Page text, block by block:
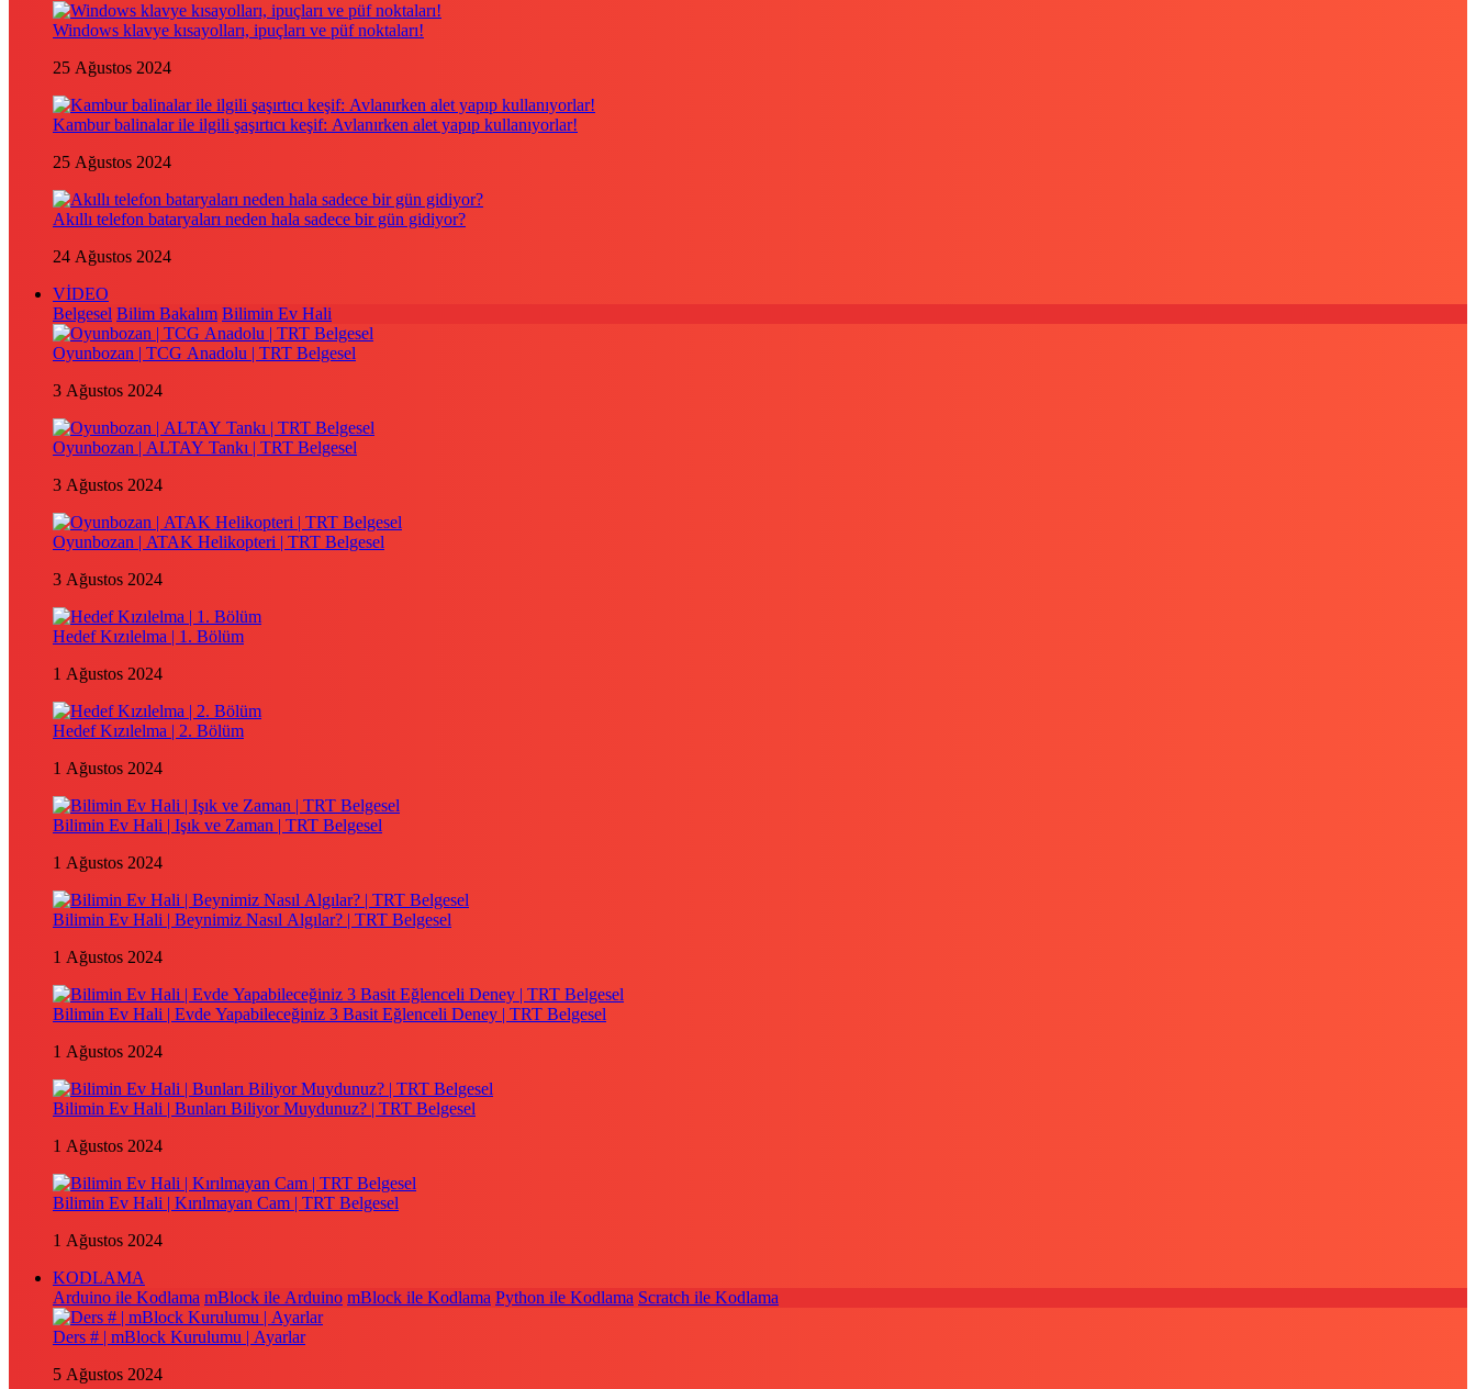
Windows klavye kısayolları, ipuçları ve püf noktaları!
25 Ağustos 2024
Kambur balinalar ile ilgili şaşırtıcı keşif: Avlanırken alet yapıp kullanıyorlar!
25 Ağustos 2024
Akıllı telefon bataryaları neden hala sadece bir gün gidiyor?
24 Ağustos 2024
VİDEO
Belgesel Bilim Bakalım Bilimin Ev Hali
Oyunbozan | TCG Anadolu | TRT Belgesel
3 Ağustos 2024
Oyunbozan | ALTAY Tankı | TRT Belgesel
3 Ağustos 2024
Oyunbozan | ATAK Helikopteri | TRT Belgesel
3 Ağustos 2024
Hedef Kızılelma | 1. Bölüm
1 Ağustos 2024
Hedef Kızılelma | 2. Bölüm
1 Ağustos 2024
Bilimin Ev Hali | Işık ve Zaman | TRT Belgesel
1 Ağustos 2024
Bilimin Ev Hali | Beynimiz Nasıl Algılar? | TRT Belgesel
1 Ağustos 2024
Bilimin Ev Hali | Evde Yapabileceğiniz 3 Basit Eğlenceli Deney | TRT Belgesel
1 Ağustos 2024
Bilimin Ev Hali | Bunları Biliyor Muydunuz? | TRT Belgesel
1 Ağustos 2024
Bilimin Ev Hali | Kırılmayan Cam | TRT Belgesel
1 Ağustos 2024
KODLAMA
Arduino ile Kodlama mBlock ile Arduino mBlock ile Kodlama Python ile Kodlama Scratch ile Kodlama
Ders # | mBlock Kurulumu | Ayarlar
5 Ağustos 2024